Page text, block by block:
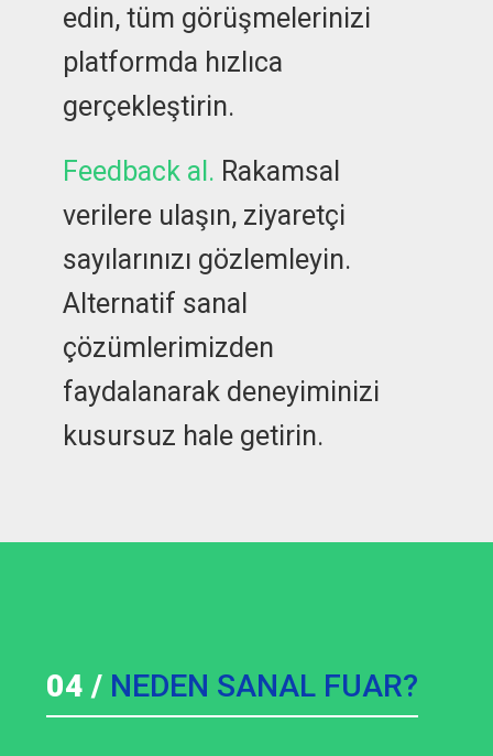
edin, tüm görüşmelerinizi
platformda hızlıca
gerçekleştirin.
Feedback al. Rakamsal
verilere ulaşın, ziyaretçi
sayılarınızı gözlemleyin.
Alternatif sanal
çözümlerimizden
faydalanarak deneyiminizi
kusursuz hale getirin.
04 / NEDEN SANAL FUAR?